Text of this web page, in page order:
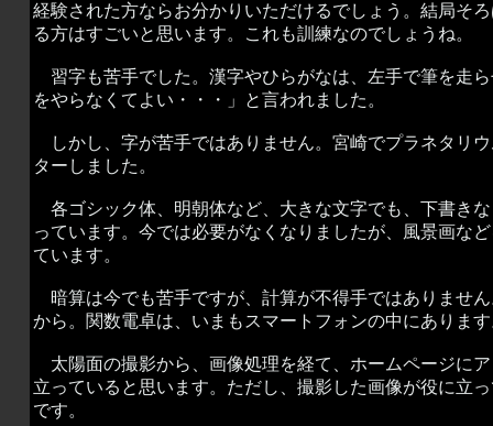
経験された方ならお分かりいただけるでしょう。結局そ
る方はすごいと思います。これも訓練なのでしょうね。
習字も苦手でした。漢字やひらがなは、左手で筆を走
をやらなくてよい・・・」と言われました。
しかし、字が苦手ではありません。宮崎でプラネタリ
ターしました。
各ゴシック体、明朝体など、大きな文字でも、下書き
っています。今では必要がなくなりましたが、風景画な
ています。
暗算は今でも苦手ですが、計算が不得手ではありませ
から。関数電卓は、いまもスマートフォンの中にありま
太陽面の撮影から、画像処理を経て、ホームページに
立っていると思います。ただし、撮影した画像が役に立
です。